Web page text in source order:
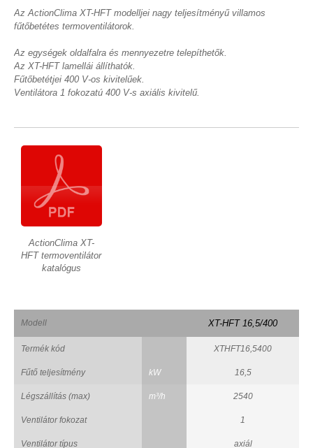
Az ActionClima XT-HFT modelljei nagy teljesítményű villamos
fűtőbetétes termoventilátorok.
Az egységek oldalfalra és mennyezetre telepíthetők.
Az XT-HFT lamellái állíthatók.
Fűtőbetétjei 400 V-os kivitelűek.
Ventilátora 1 fokozatú 400 V-s axiális kivitelű.
ActionClima XT-
HFT termoventilátor
katalógus
Modell XT-HFT 16,5/400
Termék kód XTHFT16,5400
Fűtő teljesítmény kW 16,5
Légszállítás (max) m³/h 2540
Ventilátor fokozat 1
Ventilátor típus axiál